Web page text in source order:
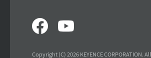
Copyright (C) 2026 KEYENCE CORPORATION.